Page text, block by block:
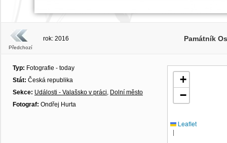
Předchozí
rok: 2016 Památník
Typ: Fotografie - today
Stát: Česká republika
Sekce: Události - Valašsko v práci, Dolní město
Fotograf: Ondřej Hurta
+
−
Leaflet
|